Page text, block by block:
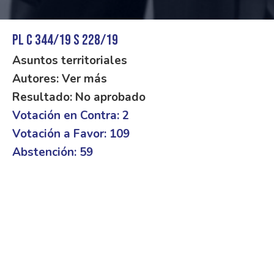
PL C 344/19 S 228/19
Asuntos territoriales
Autores: Ver más
Resultado: No aprobado
Votación en Contra: 2
Votación a Favor: 109
Abstención: 59